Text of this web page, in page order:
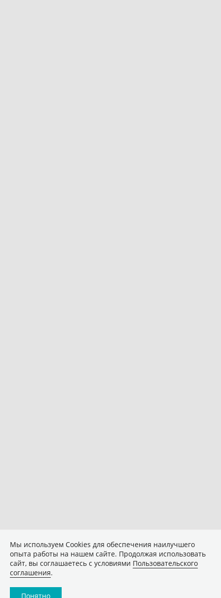
Мы используем Сookies для обеспечения наилучшего
опыта работы на нашем сайте. Продолжая использовать
сайт, вы соглашаетесь с условиями Пользовательского
соглашения.
Понятно